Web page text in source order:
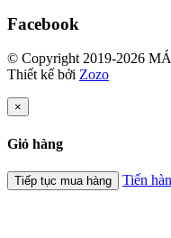
Facebook
© Copyright 2019-2026
Thiết kế bởi Zozo
×
Giỏ hàng
Tiếp tục mua hàng Tiến